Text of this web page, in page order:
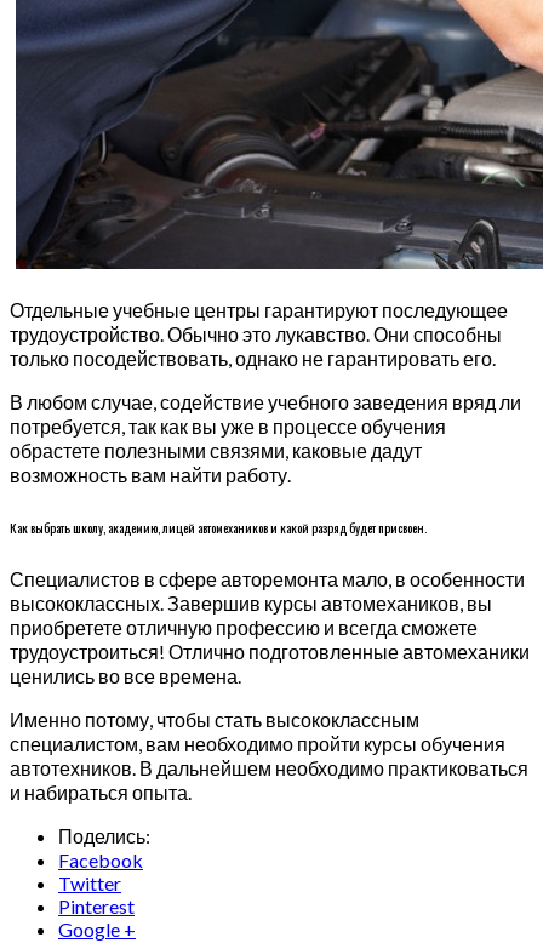
Отдельные учебные центры гарантируют последующее
трудоустройство. Обычно это лукавство. Они способны
только посодействовать, однако не гарантировать его.
В любом случае, содействие учебного заведения вряд ли
потребуется, так как вы уже в процессе обучения
обрастете полезными связями, каковые дадут
возможность вам найти работу.
Как выбрать школу, академию, лицей автомехаников и какой разряд будет присвоен.
Специалистов в сфере авторемонта мало, в особенности
высококлассных. Завершив курсы автомехаников, вы
приобретете отличную профессию и всегда сможете
трудоустроиться! Отлично подготовленные автомеханики
ценились во все времена.
Именно потому, чтобы стать высококлассным
специалистом, вам необходимо пройти курсы обучения
автотехников. В дальнейшем необходимо практиковаться
и набираться опыта.
Поделись:
Facebook
Twitter
Pinterest
Google +